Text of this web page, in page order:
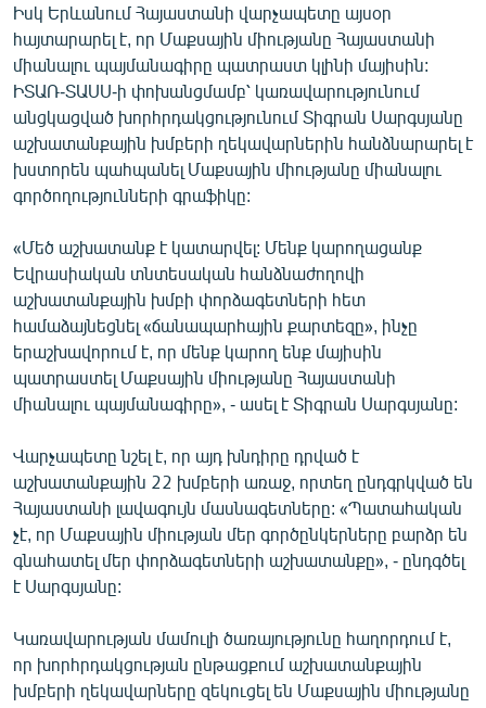
Իսկ Երևանում Հայաստանի վարչապետը այսօր
հայտարարել է, որ Մաքսային միությանը Հայաստանի
միանալու պայմանագիրը պատրաստ կլինի մայիսին:
ԻՏԱՌ-ՏԱՍՍ-ի փոխանցմամբ՝ կառավարությունում
անցկացված խորհրդակցությունում Տիգրան Սարգսյանը
աշխատանքային խմբերի ղեկավարներին հանձնարարել է
խստորեն պահպանել Մաքսային միությանը միանալու
գործողությունների գրաֆիկը:
«Մեծ աշխատանք է կատարվել: Մենք կարողացանք
Եվրասիական տնտեսական հանձնաժողովի
աշխատանքային խմբի փորձագետների հետ
համաձայնեցնել «ճանապարհային քարտեզը», ինչը
երաշխավորում է, որ մենք կարող ենք մայիսին
պատրաստել Մաքսային միությանը Հայաստանի
միանալու պայմանագիրը», - ասել է Տիգրան Սարգսյանը:
Վարչապետը նշել է, որ այդ խնդիրը դրված է
աշխատանքային 22 խմբերի առաջ, որտեղ ընդգրկված են
Հայաստանի լավագույն մասնագետները: «Պատահական
չէ, որ Մաքսային միության մեր գործընկերները բարձր են
գնահատել մեր փորձագետների աշխատանքը», - ընդգծել
է Սարգսյանը:
Կառավարության մամուլի ծառայությունը հաղորդում է,
որ խորհրդակցության ընթացքում աշխատանքային
խմբերի ղեկավարները զեկուցել են Մաքսային միությանը